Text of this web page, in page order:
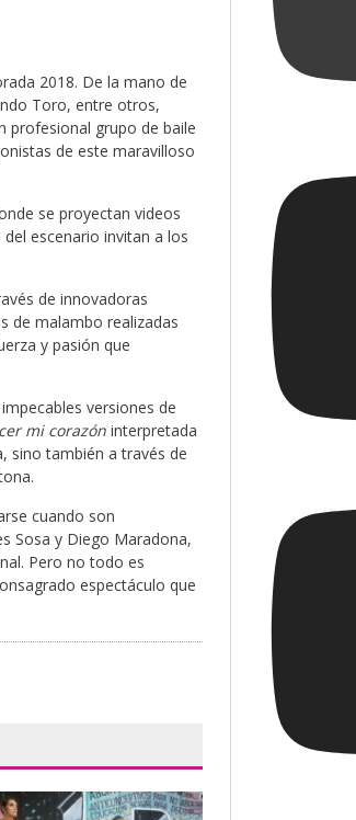
2018. De la mano de
Toro, entre otros,
profesional grupo de baile
de este maravilloso
se proyectan videos
escenario invitan a los
de innovadoras
de malambo realizadas
y pasión que
versiones de
mi corazón interpretada
sino también a través de
cuando son
Sosa y Diego Maradona,
Pero no todo es
espectáculo que